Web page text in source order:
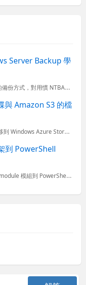
Server Backup 學
Windows Server Backup (WSB) 是一種全新的備份方式，對用慣 NTBACKUP 的人來說，很難直接透過 MMC 操作介面就理解實際的運作方式，一定要認真看書或文章才能理解 Wi...
與 Amazon S3 的檔
最近在協助客戶將 Amazon S3 上面的檔案遷移到 Windows Azure Storage，若要遷移這些存在 S3 上面的檔案，勢必要先把檔案下載回來，所以我今天打算分享一個不用錢的解決方案，
到 PowerShell
昨天發行了一個 linqpad-folders-powershell-module 模組到 PowerShell Gallery，我打算特別用這篇文章記錄一下發行的過程與注意事項。 登入 P...